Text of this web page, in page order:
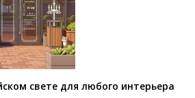
свете для любого интерьера